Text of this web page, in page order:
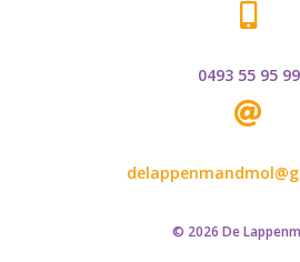

0493 55 95 99

© 2026 De